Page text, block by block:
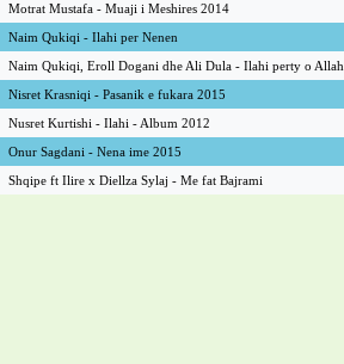
Motrat Mustafa - Muaji i Meshires 2014
Naim Qukiqi - Ilahi per Nenen
Naim Qukiqi, Eroll Dogani dhe Ali Dula - Ilahi perty o Allah
Nisret Krasniqi - Pasanik e fukara 2015
Nusret Kurtishi - Ilahi - Album 2012
Onur Sagdani - Nena ime 2015
Shqipe ft Ilire x Diellza Sylaj - Me fat Bajrami